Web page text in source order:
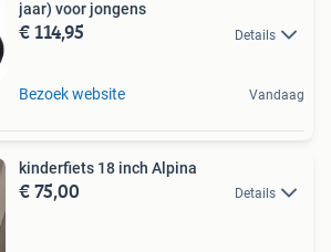
jaar) voor jongens
€ 114,95 Details
Bezoek website Vandaag
kinderfiets 18 inch Alpina
€ 75,00 Details